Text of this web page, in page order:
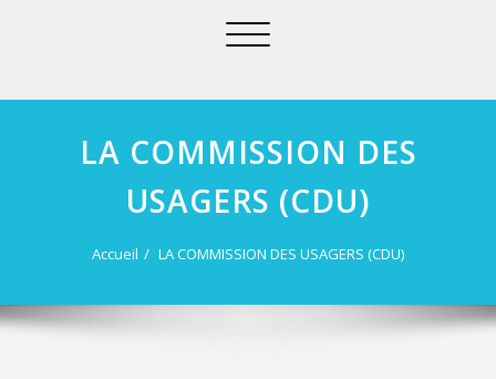
Afficher/masquer
LA COMMISSION DES
USAGERS (CDU)
Accueil LA COMMISSION DES USAGERS (CDU)